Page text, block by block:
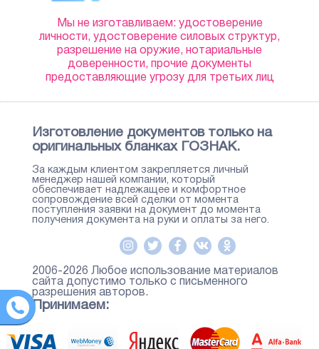
Мы не изготавливаем: удостоверение
личности, удостоверение силовых структур,
разрешение на оружие, нотариальные
доверенности, прочие документы
предоставляющие угрозу для третьих лиц
Изготовление документов только на
оригинальных бланках ГОЗНАК.
За каждым клиентом закрепляется личный
менеджер нашей компании, который
обеспечивает надлежащее и комфортное
сопровождение всей сделки от момента
поступления заявки на документ до момента
получения документа на руки и оплаты за него.
2006-2026 Любое использование материалов
сайта допустимо только с письменного
разрешения авторов.
Принимаем: